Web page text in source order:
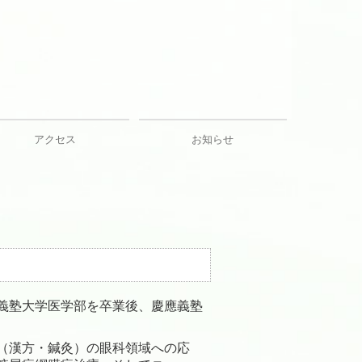
アクセス お知らせ
塾大学医学部を卒業後、慶應義塾
漢方・鍼灸）の眼科領域への応